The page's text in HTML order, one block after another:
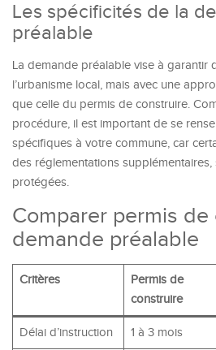
Les spécificités de la
préalable
La demande préalable vise à garantir
l’urbanisme local, mais avec une
que celle du permis de construire.
procédure, il est important de se
spécifiques à votre commune, car
des réglementations
protégées.
Comparer permis
demande préalable
Critères
Permis de
construire
Délai d’instruction 1 à 3 mois